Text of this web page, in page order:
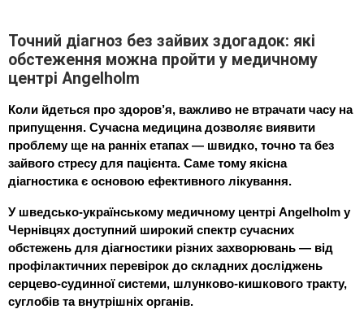
Точний діагноз без зайвих здогадок: які
обстеження можна пройти у медичному
центрі Angelholm
Коли йдеться про здоров’я, важливо не втрачати часу на
припущення. Сучасна медицина дозволяє виявити
проблему ще на ранніх етапах — швидко, точно та без
зайвого стресу для пацієнта. Саме тому якісна
діагностика є основою ефективного лікування.
У шведсько-українському медичному центрі Angelholm у
Чернівцях доступний широкий спектр сучасних
обстежень для діагностики різних захворювань — від
профілактичних перевірок до складних досліджень
серцево-судинної системи, шлунково-кишкового тракту,
суглобів та внутрішніх органів.